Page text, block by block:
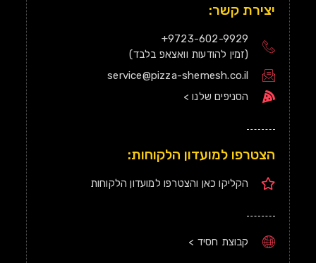
יצירת קשר:
9723-602-9929+
(זמין להודעות וואצאפ בלבד)
service@pizza-shemesh.co.il
הסניפים שלנו >
הצטרפו למועדון הלקוחות:
הקליקו כאן והצטרפו למועדון הלקוחות
קבוצת חסיד >